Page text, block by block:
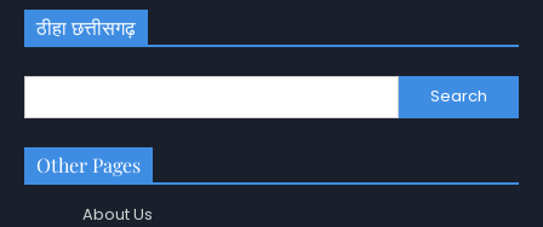
ठीहा छत्तीसगढ़
Search
Other Pages
About Us